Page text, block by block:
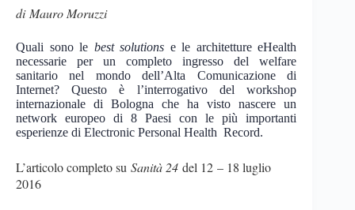
di Mauro Moruzzi
Quali sono le best solutions e le architetture eHealth
necessarie per un completo ingresso del welfare
sanitario nel mondo dell’Alta Comunicazione di
Internet? Questo è l’interrogativo del workshop
internazionale di Bologna che ha visto nascere un
network europeo di 8 Paesi con le più importanti
esperienze di Electronic Personal Health Record.
L’articolo completo su Sanità 24 del 12 – 18 luglio
2016